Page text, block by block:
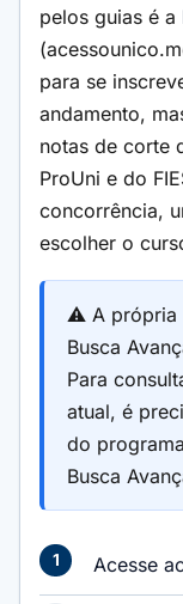
pelos guias é a
para se
andamento,
notas de corte
ProUni e do
concorrência,
escolher o
⚠️ A própria
Busca
Para
atual, é
do
Busca
Acesse